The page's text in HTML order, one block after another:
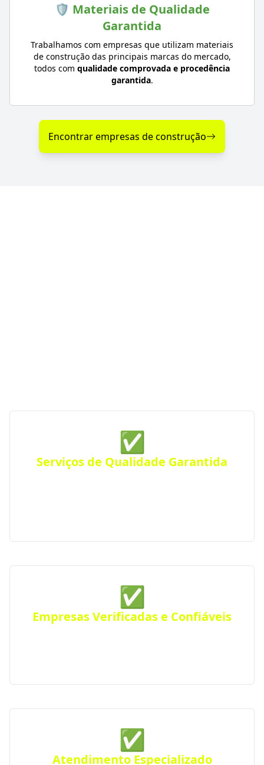
🛡️ Materiais de Qualidade
Garantida
Trabalhamos com empresas que utilizam materiais
de construção das principais marcas do mercado,
todos com qualidade comprovada e procedência
garantida.
Encontrar empresas de construção
✅
Serviços de Qualidade Garantida
✅
Empresas Verificadas e Confiáveis
✅
Atendimento Especializado